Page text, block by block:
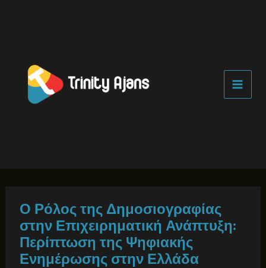
Ο Ρόλος της Δημοσιογραφίας
στην Επιχειρηματική Ανάπτυξη:
Περίπτωση της Ψηφιακής
Ενημέρωσης στην Ελλάδα